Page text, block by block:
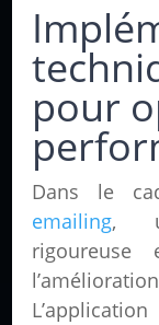
pour
Dans le
emailing,
rigoureuse